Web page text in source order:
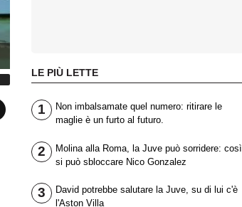
LE PIÙ LETTE
1
Non imbalsamate quel numero: ritirare le
maglie è un furto al futuro.
2
Molina alla Roma, la Juve può sorridere: così
si può sbloccare Nico Gonzalez
3
David potrebbe salutare la Juve, su di lui c'è
l'Aston Villa